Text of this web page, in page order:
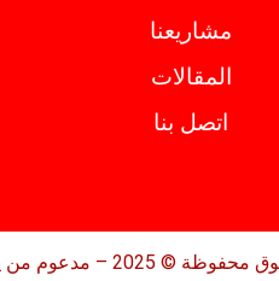
مشاريعنا
المقالات
اتصل بنا
– مدعوم من يلا خدمات.